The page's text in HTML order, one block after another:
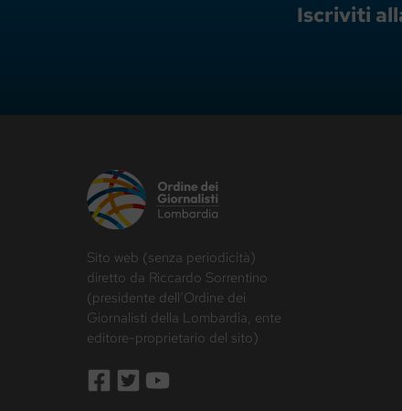
Iscriviti
Sito web (senza periodicità)
diretto da Riccardo Sorrentino
(presidente dell’Ordine dei
Giornalisti della Lombardia, ente
editore-proprietario del sito)